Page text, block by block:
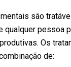
são
qualquer pessoa
Os
de: